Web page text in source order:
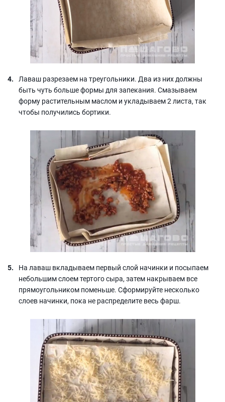
Лаваш разрезаем на треугольники. Два из них должны
быть чуть больше формы для запекания. Смазываем
форму растительным маслом и укладываем 2 листа, так
чтобы получились бортики.
На лаваш вкладываем первый слой начинки и посыпаем
небольшим слоем тертого сыра, затем накрываем все
прямоугольником поменьше. Сформируйте несколько
слоев начинки, пока не распределите весь фарш.